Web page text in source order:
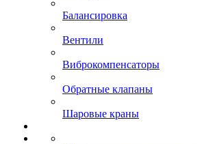
Балансировка
Вентили
Виброкомпенсаторы
Обратные клапаны
Шаровые краны